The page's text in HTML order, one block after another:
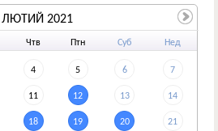
Чтв Птн Суб Нед
4 5 6 7
11 12 13 14
18 19 20 21
ЛЮТИЙ 2021